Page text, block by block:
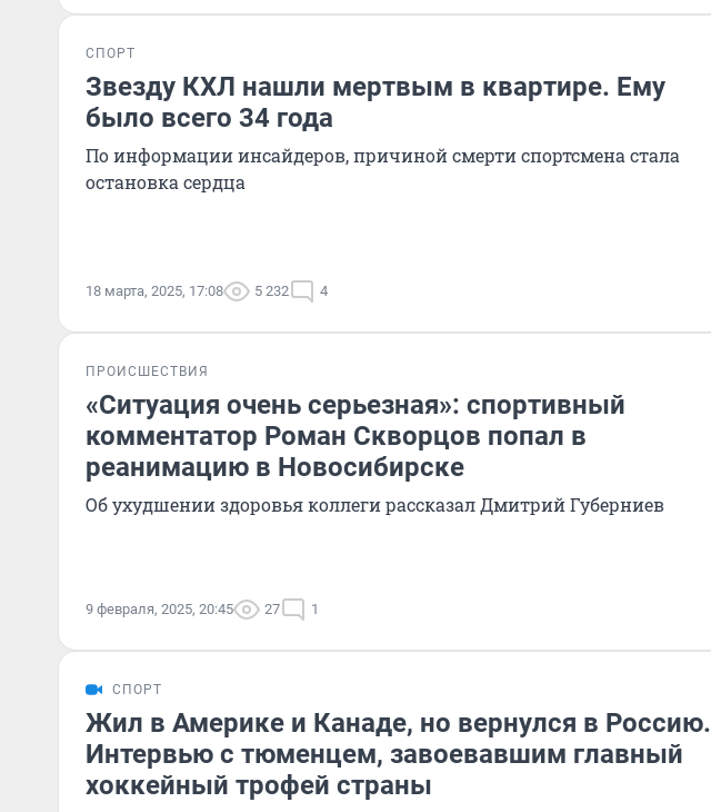
СПОРТ
Звезду КХЛ нашли мертвым в квартире. Ему
было всего 34 года
По информации инсайдеров, причиной смерти спортсмена стала
остановка сердца
18 марта, 2025, 17:08 5 232 4
ПРОИСШЕСТВИЯ
«Ситуация очень серьезная»: спортивный
комментатор Роман Скворцов попал в
реанимацию в Новосибирске
Об ухудшении здоровья коллеги рассказал Дмитрий Губерниев
9 февраля, 2025, 20:45 27 1
СПОРТ
Жил в Америке и Канаде, но вернулся в Россию.
Интервью с тюменцем, завоевавшим главный
хоккейный трофей страны